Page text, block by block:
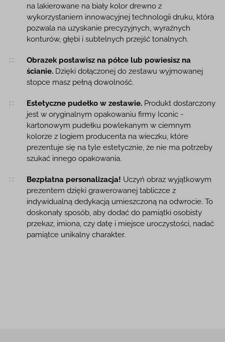
na lakierowane na biały kolor drewno z
wykorzystaniem innowacyjnej technologii druku, która
pozwala na uzyskanie precyzyjnych, wyraźnych
konturów, głębi i subtelnych przejść tonalnych.
Obrazek postawisz na półce lub powiesisz na
ścianie.Dzięki dołączonej do zestawu wyjmowanej
stopce masz pełną dowolność.
Estetyczne pudełko w zestawie.Produkt dostarczony
jest w oryginalnym opakowaniu firmy Iconic -
kartonowym pudełku powlekanym w ciemnym
kolorze z logiem producenta na wieczku, które
prezentuje się na tyle estetycznie, że nie ma potrzeby
szukać innego opakowania.
Bezpłatna personalizacja! Uczyń obraz wyjątkowym
prezentem dzięki grawerowanej tabliczce z
indywidualną dedykacją umieszczoną na odwrocie. To
doskonały sposób, aby dodać do pamiątki osobisty
przekaz, imiona, czy datę i miejsce uroczystości, nadać
pamiątce unikalny charakter.